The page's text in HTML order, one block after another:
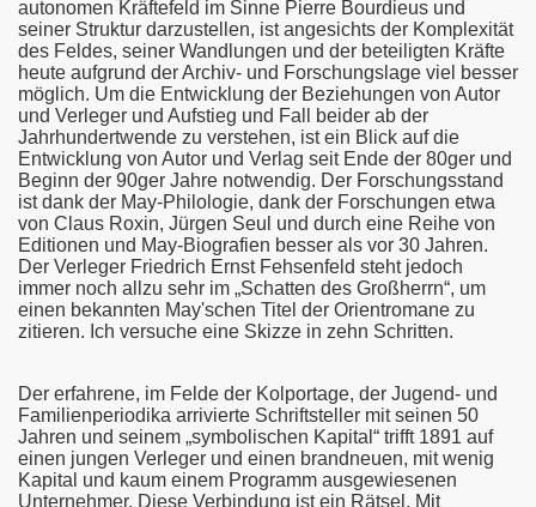
autonomen Kräftefeld im Sinne Pierre Bourdieus und
seiner Struktur darzustellen, ist angesichts der Komplexität
des Feldes, seiner Wandlungen und der beteiligten Kräfte
heute aufgrund der Archiv- und Forschungslage viel besser
möglich. Um die Entwicklung der Beziehungen von Autor
und Verleger und Aufstieg und Fall beider ab der
Jahrhundertwende zu verstehen, ist ein Blick auf die
Entwicklung von Autor und Verlag seit Ende der 80ger und
Beginn der 90ger Jahre notwendig. Der Forschungsstand
ist dank der May-Philologie, dank der Forschungen etwa
von Claus Roxin, Jürgen Seul und durch eine Reihe von
Editionen und May-Biografien besser als vor 30 Jahren.
Der Verleger Friedrich Ernst Fehsenfeld steht jedoch
immer noch allzu sehr im „Schatten des Großherrn“, um
einen bekannten May'schen Titel der Orientromane zu
zitieren. Ich versuche eine Skizze in zehn Schritten.
Der erfahrene, im Felde der Kolportage, der Jugend- und
Familienperiodika arrivierte Schriftsteller mit seinen 50
Jahren und seinem „symbolischen Kapital“ trifft 1891 auf
einen jungen Verleger und einen brandneuen, mit wenig
Kapital und kaum einem Programm ausgewiesenen
Unternehmer. Diese Verbindung ist ein Rätsel. Mit